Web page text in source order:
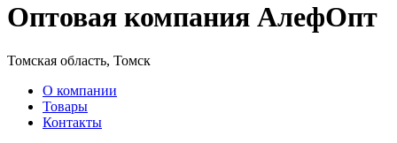
Оптовая компания АлефОпт
Томская область, Томск
О компании
Товары
Контакты